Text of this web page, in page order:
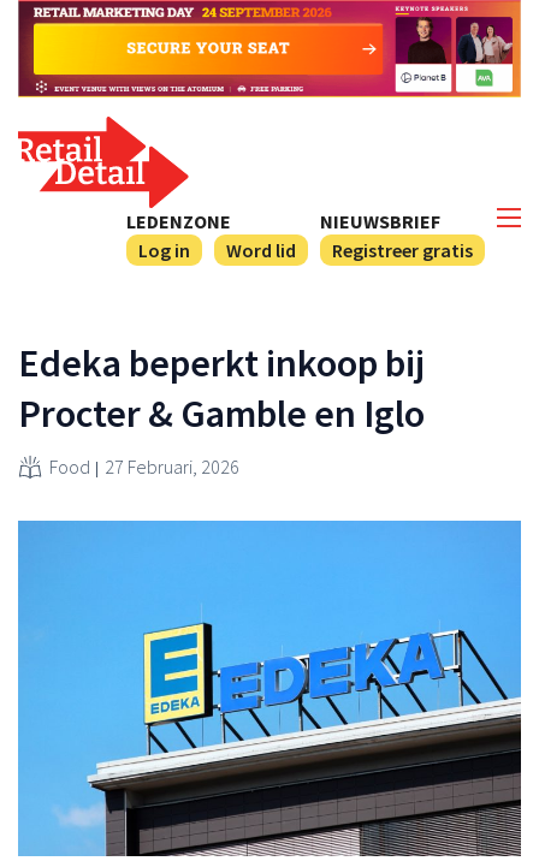
NIEUWSBRIEF
Registreer gratis
LEDENZONE
Log in
Word lid
Edeka beperkt inkoop bij
Procter & Gamble en Iglo
Food 27 Februari, 2026